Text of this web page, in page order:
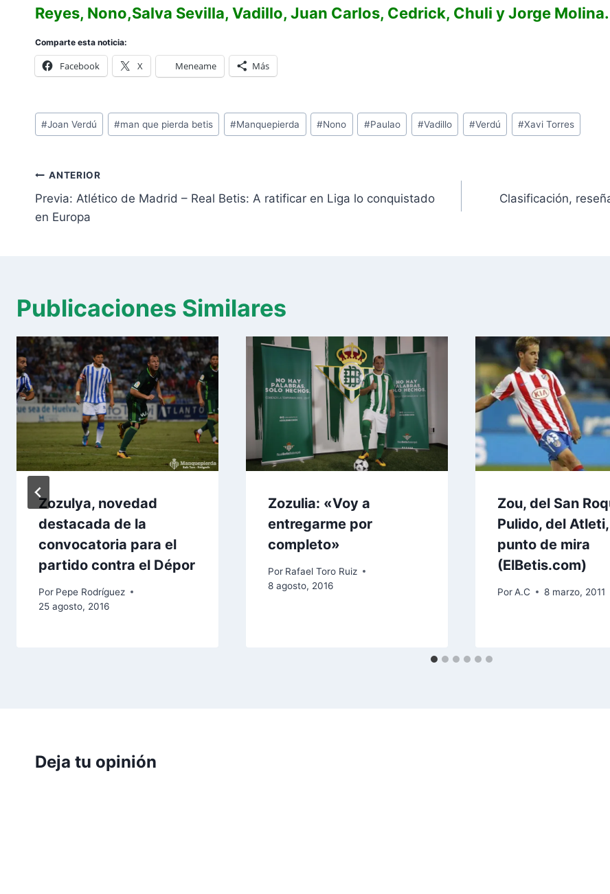
Reyes, Nono,Salva Sevilla, Vadillo, Juan Carlos, Cedrick, Chuli y Jorge Molina.
Comparte esta noticia:
Facebook X Meneame Más
Etiquetas
de
entrada:
#Joan Verdú #man que pierda betis #Manquepierda #Nono #Paulao #Vadillo #Verdú #Xavi Torres
Navegación
de
entradas
ANTERIOR
Previa: Atlético de Madrid – Real Betis: A ratificar en Liga lo conquistado
en Europa
Clasificación,
Publicaciones Similares
Zozulya, novedad
destacada de la
convocatoria para el
partido contra el Dépor
Por Pepe Rodríguez
25 agosto, 2016
Zozulia: «Voy a
entregarme por
completo»
Por Rafael Toro Ruiz
8 agosto, 2016
Zou, del San
Pulido, del
punto de mira
(ElBetis.com)
PorA.C 8 marzo, 2011
Deja tu opinión